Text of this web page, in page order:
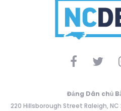
Đảng Dân chủ
220 Hillsborough Street Raleigh, NC